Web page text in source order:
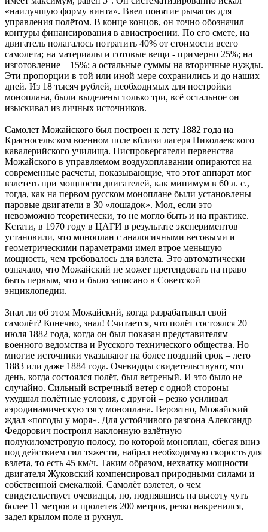
«наилучшую форму винта». Ввел понятие рычагов для
управления полётом. В конце концов, он точно обозначил
контуры финансирования в авиастроении. По его смете, на
двигатель полагалось потратить 40% от стоимости всего
самолета; на материалы и готовые вещи - примерно 25%; на
изготовление – 15%; а остальные суммы на вторичные нужды.
Эти пропорции в той или иной мере сохранились и до наших
дней. Из 18 тысяч рублей, необходимых для постройки
моноплана, были выделены только три, всё остальное он
изыскивал из личных источников.
Самолет Можайского был построен к лету 1882 года на
Красносельском военном поле вблизи лагеря Николаевского
кавалерийского училища. Ниспровергатели первенства
Можайского в управляемом воздухоплавании опираются на
современные расчеты, показывающие, что этот аппарат мог
взлететь при мощности двигателей, как минимум в 60 л. с.,
тогда, как на первом русском моноплане были установлены
паровые двигатели в 30 «лошадок». Мол, если это
невозможно теоретически, то не могло быть и на практике.
Кстати, в 1970 году в ЦАГИ в результате экспериментов
установили, что моноплан с аналогичными весовыми и
геометрическими параметрами имел втрое меньшую
мощность, чем требовалось для взлета. Это автоматически
означало, что Можайский не может претендовать на право
быть первым, что и было записано в Советской
энциклопедии.
Знал ли об этом Можайский, когда разрабатывал свой
самолёт? Конечно, знал! Считается, что полёт состоялся 20
июля 1882 года, когда он был показан представителям
военного ведомства и Русского технического общества. Но
многие источники указывают на более поздний срок – лето
1883 или даже 1884 года. Очевидцы свидетельствуют, что
день, когда состоялся полёт, был ветреный. И это было не
случайно. Сильный встречный ветер с одной стороны
ухудшал полётные условия, с другой – резко усиливал
аэродинамическую тягу моноплана. Вероятно, Можайский
ждал «погоды у моря». Для устойчивого разгона Александр
Федорович построил наклонную взлётную
полукилометровую полосу, по которой моноплан, сбегая вниз
под действием сил тяжести, набрал необходимую скорость для
взлета, то есть 45 км/ч. Таким образом, нехватку мощности
двигателя Жуковский компенсировал природными силами и
собственной смекалкой. Самолёт взлетел, о чем
свидетельствует очевидцы, но, поднявшись на высоту чуть
более 11 метров и пролетев 200 метров, резко накренился,
задел крылом поле и рухнул.